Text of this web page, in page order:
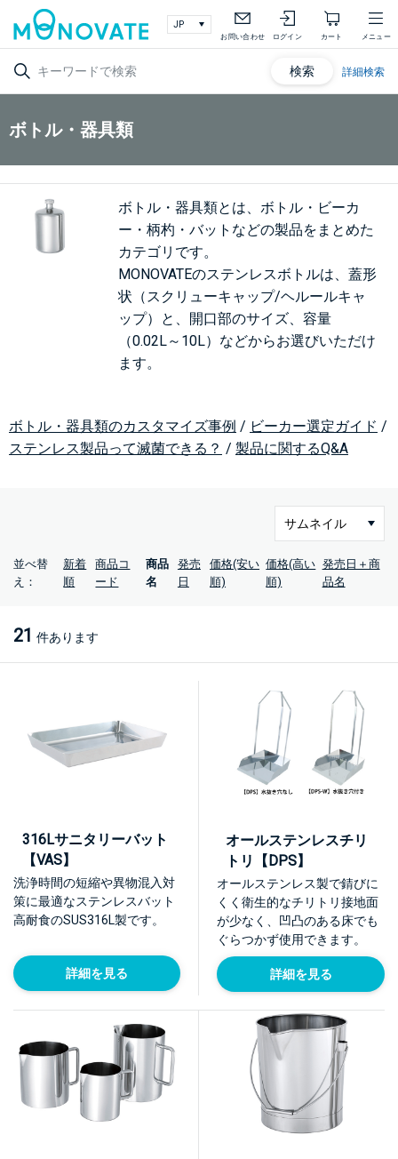
お問い合わせ ログイン カート メニュー
検索 詳細検索
ボトル・器具類
ボトル・器具類とは、ボトル・ビーカ
ー・柄杓・バットなどの製品をまとめた
カテゴリです。
MONOVATEのステンレスボトルは、蓋形
状（スクリューキャップ/ヘルールキャ
ップ）と、開口部のサイズ、容量
（0.02L～10L）などからお選びいただけ
ます。
ボトル・器具類のカスタマイズ事例 / ビーカー選定ガイド /
ステンレス製品って滅菌できる？ / 製品に関するQ&A
並べ替
え：
新着
順
商品コ
ード
商品
名
発売
日
価格(安い
順)
価格(高い
順)
発売日＋商
品名
21 件あります
316Lサニタリーバット
【VAS】
洗浄時間の短縮や異物混入対
策に最適なステンレスバット
高耐食のSUS316L製です。
詳細を見る
オールステンレスチリ
トリ【DPS】
オールステンレス製で錆びに
くく衛生的なチリトリ接地面
が少なく、凹凸のある床でも
ぐらつかず使用できます。
詳細を見る